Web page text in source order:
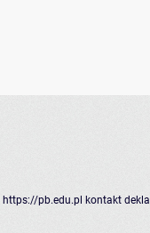
https://pb.edu.pl kontakt